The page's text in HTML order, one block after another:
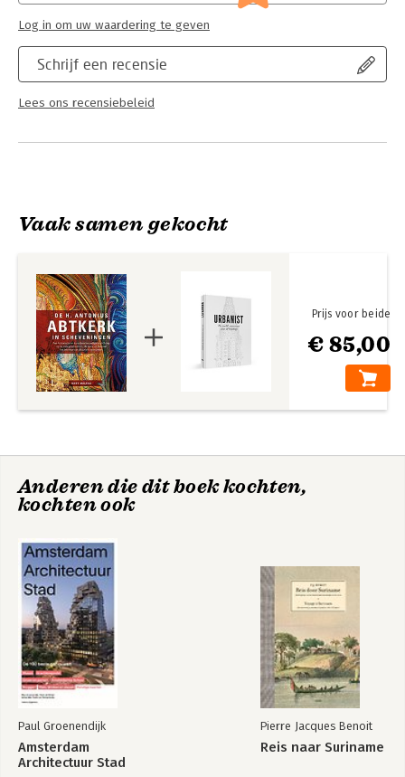
Schrijf een recensie
Lees ons recensiebeleid
Log in om uw waardering te geven
Vaak samen gekocht
€ 85,00
Prijs voor beide
Anderen die dit boek kochten,
kochten ook
Paul Groenendijk
Amsterdam
Architectuur Stad
Pierre Jacques Benoit
Reis naar Suriname